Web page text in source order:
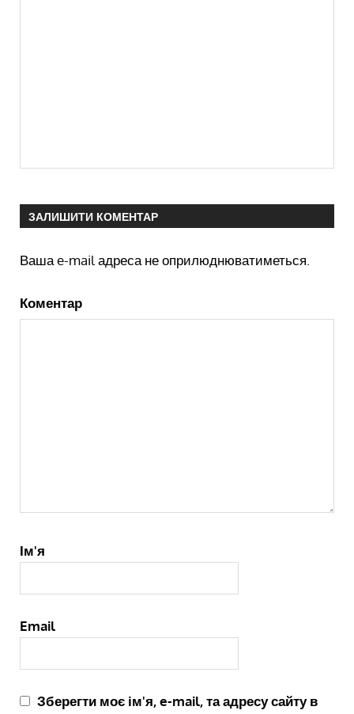
ЗАЛИШИТИ КОМЕНТАР
Ваша e-mail адреса не оприлюднюватиметься.
Коментар
Ім'я
Email
Зберегти моє ім'я, e-mail, та адресу сайту в